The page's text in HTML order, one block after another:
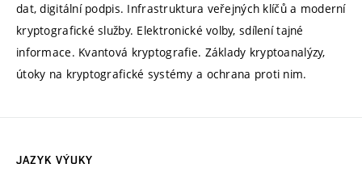
dat, digitální podpis. Infrastruktura veřejných klíčů a moderní
kryptografické služby. Elektronické volby, sdílení tajné
informace. Kvantová kryptografie. Základy kryptoanalýzy,
útoky na kryptografické systémy a ochrana proti nim.
JAZYK VÝUKY